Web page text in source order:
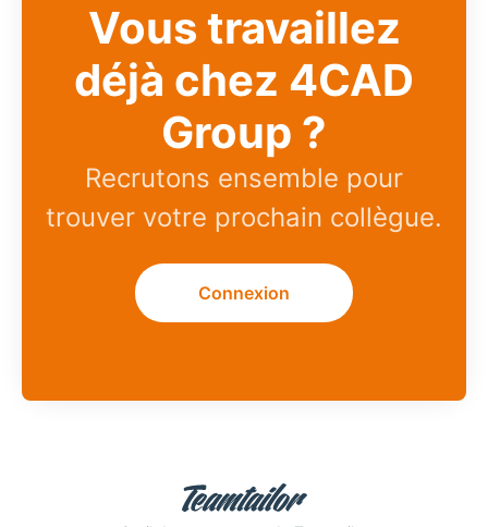
Vous travaillez
déjà chez 4CAD
Group ?
Recrutons ensemble pour
trouver votre prochain collègue.
Connexion